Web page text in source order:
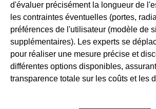
d'évaluer précisément la longueur de
les contraintes éventuelles (portes,
préférences de l'utilisateur (modèle de
supplémentaires). Les experts se
pour réaliser une mesure précise et
différentes options disponibles,
transparence totale sur les coûts et les